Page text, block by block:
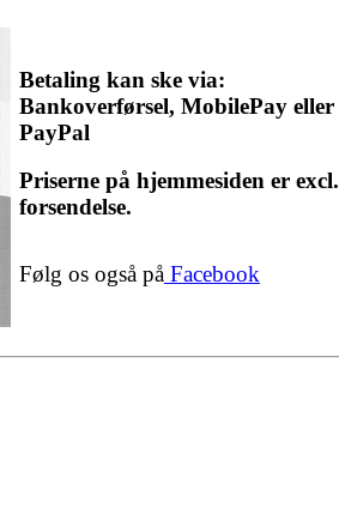
Betaling kan ske via:
Bankoverførsel, MobilePay eller
PayPal
Priserne på hjemmesiden er excl.
forsendelse.
Følg os også på Facebook